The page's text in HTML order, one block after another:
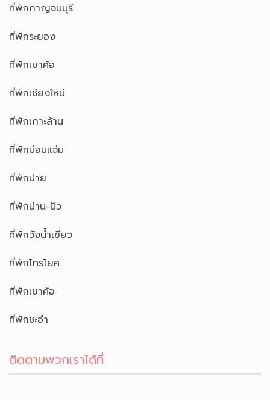
ที่พักกาญจนบุรี
ที่พักระยอง
ที่พักเขาค้อ
ที่พักเชียงใหม่
ที่พักเกาะล้าน
ที่พักม่อนแจ่ม
ที่พักปาย
ที่พักน่าน-ปัว
ที่พักวังน้ำเขียว
ที่พักไทรโยค
ที่พักเขาค้อ
ที่พักชะอำ
ติดตามพวกเราได้ที่